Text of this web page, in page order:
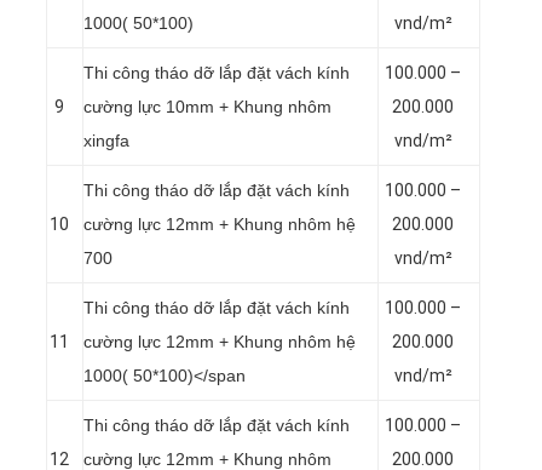
1000( 50*100)
vnd/m²
9
Thi công tháo dỡ lắp đặt vách kính
cường lực 10mm + Khung nhôm
xingfa
100.000 –
200.000
vnd/m²
10
Thi công tháo dỡ lắp đặt vách kính
cường lực 12mm + Khung nhôm hệ
700
100.000 –
200.000
vnd/m²
11
Thi công tháo dỡ lắp đặt vách kính
cường lực 12mm + Khung nhôm hệ
1000( 50*100)</span
100.000 –
200.000
vnd/m²
12
Thi công tháo dỡ lắp đặt vách kính
cường lực 12mm + Khung nhôm
100.000 –
200.000